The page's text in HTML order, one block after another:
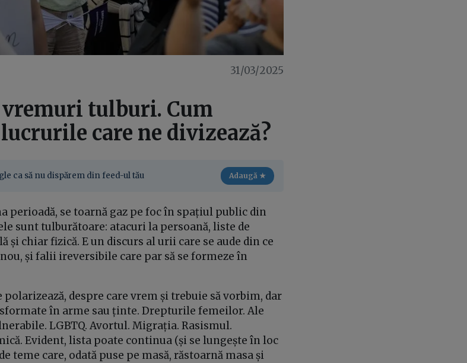
31/03/2025
tulburi. Cum
care ne divizează?
ca să nu dispărem din feed-ul tău Adaugă ★
perioadă, se toarnă gaz pe foc în spațiul public din
sunt tulburătoare: atacuri la persoană, liste de
și chiar fizică. E un discurs al urii care se aude din ce
și falii ireversibile care par să se formeze în
despre care vrem și trebuie să vorbim, dar
în arme sau ținte. Drepturile femeilor. Ale
LGBTQ. Avortul. Migrația. Rasismul.
Evident, lista poate continua (și se lungește în loc
teme care, odată puse pe masă, răstoarnă masa și